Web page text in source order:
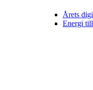
Årets
Energi